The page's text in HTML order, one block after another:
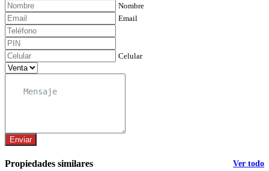
Nombre
Email
Celular
Enviar
Propiedades similares Ver todo